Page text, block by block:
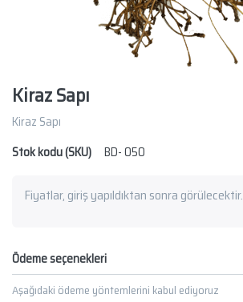
Kiraz Sapı
Kiraz Sapı
Stok kodu (SKU)
BD- 050
Fiyatlar, giriş yapıldıktan sonra görülecektir.
Ödeme seçenekleri
Aşağıdaki ödeme yöntemlerini kabul ediyoruz